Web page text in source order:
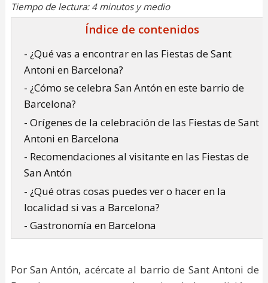
Tiempo de lectura: 4 minutos y medio
Índice de contenidos
- ¿Qué vas a encontrar en las Fiestas de Sant
Antoni en Barcelona?
- ¿Cómo se celebra San Antón en este barrio de
Barcelona?
- Orígenes de la celebración de las Fiestas de Sant
Antoni en Barcelona
- Recomendaciones al visitante en las Fiestas de
San Antón
- ¿Qué otras cosas puedes ver o hacer en la
localidad si vas a Barcelona?
- Gastronomía en Barcelona
Por San Antón, acércate al barrio de Sant Antoni de